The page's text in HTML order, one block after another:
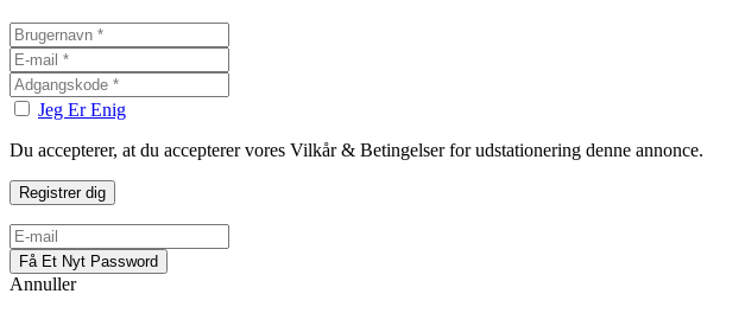
Jeg Er Enig
Du accepterer, at du accepterer vores Vilkår & Betingelser for udstationering denne annonce.
Annuller